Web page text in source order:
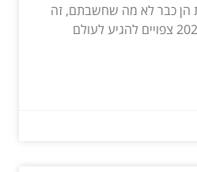
הן כבר לא מה שחשבתם, זה
הזמן להתעורר! בשנת 2025 צפויים להגיע לעולם